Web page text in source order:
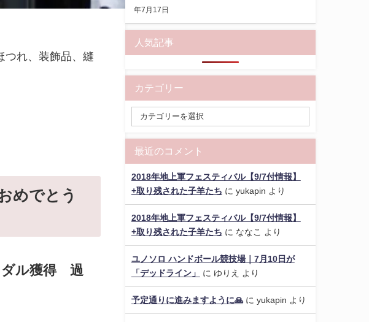
つれ、装飾品、縫
めでとう
ダル獲得 過
年7月17日
人気記事
カテゴリー
最近のコメント
2018年地上軍フェスティバル【9/7付情報】
+取り残された子羊たち に yukapin より
2018年地上軍フェスティバル【9/7付情報】
+取り残された子羊たち に ななこ より
ユノソロ ハンドボール競技場｜7月10日が
「デッドライン」
に ゆりえ より
予定通りに進みますように🙏に yukapin より